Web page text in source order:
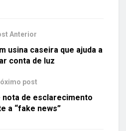
Anterior
usina caseira que ajuda a
conta de luz
post
de esclarecimento
a “fake news”